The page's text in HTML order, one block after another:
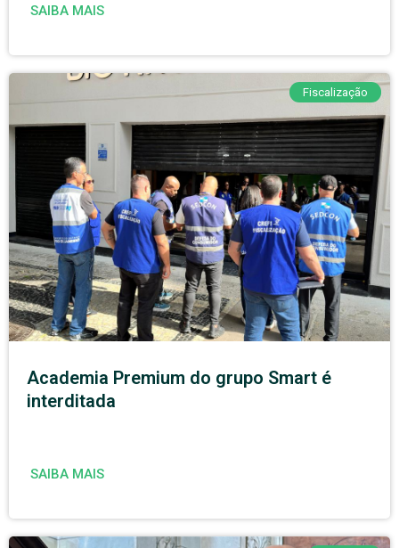
SAIBA MAIS
Fiscalização
Academia Premium do grupo Smart é
interditada
SAIBA MAIS